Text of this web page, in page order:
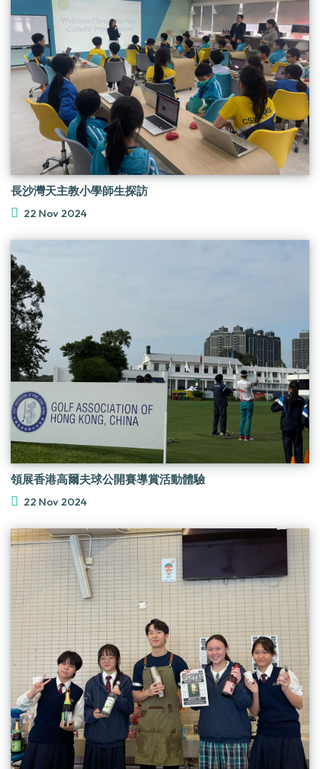
長沙灣天主教小學師生探訪
22 Nov 2024
領展香港高爾夫球公開賽導賞活動體驗
22 Nov 2024